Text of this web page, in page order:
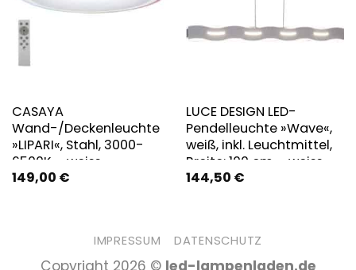
CASAYA
Wand-/Deckenleuchte
»LIPARI«, Stahl, 3000-
6500K – weiss
149,00 €
LUCE DESIGN LED-
Pendelleuchte »Wave«,
weiß, inkl. Leuchtmittel,
Breite: 100 cm – weiss
144,50 €
IMPRESSUM DATENSCHUTZ
Copyright 2026 © led-lampenladen.de